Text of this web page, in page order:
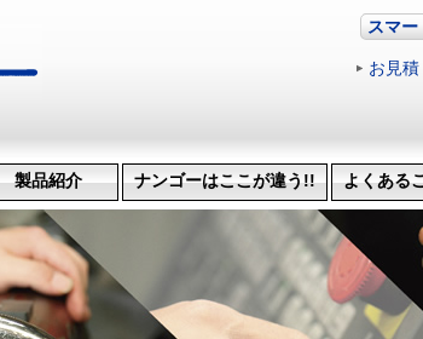
スマ
お見
製品紹介
機械加工
治具･省力化機械
試作・開発
特許技術
ナンゴーはここが違う!!
よくある